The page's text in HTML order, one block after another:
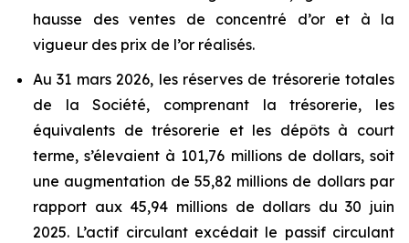
hausse des ventes de concentré d’or et à la
vigueur des prix de l’or réalisés.
Au 31 mars 2026, les réserves de trésorerie totales
de la Société, comprenant la trésorerie, les
équivalents de trésorerie et les dépôts à court
terme, s’élevaient à 101,76 millions de dollars, soit
une augmentation de 55,82 millions de dollars par
rapport aux 45,94 millions de dollars du 30 juin
2025. L’actif circulant excédait le passif circulant